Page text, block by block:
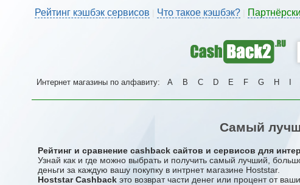
Рейтинг кэшбэк сервисов Что такое кэшбэк?
Интернет магазины по алфавиту: A B C D E F G H
Самый
Рейтинг и сравнение cashback сайтов и сервисов для
Узнай как и где можно выбрать и получить самый лучший,
деньги за каждую вашу покупку в интрнет магазине Hoststar.
Hoststar Cashback это возврат части денег или процент от